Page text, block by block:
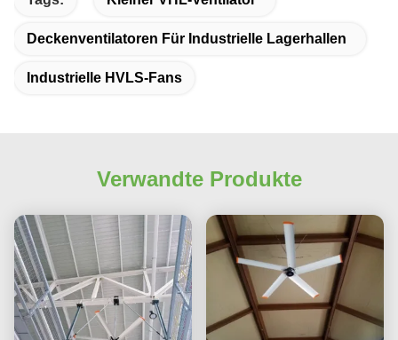
Deckenventilatoren Für Industrielle Lagerhallen
Industrielle HVLS-Fans
Verwandte Produkte